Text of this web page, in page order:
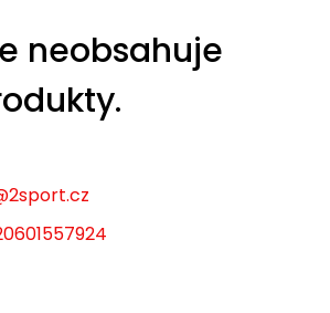
neobsahuje